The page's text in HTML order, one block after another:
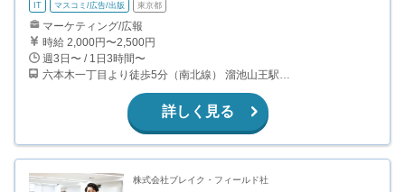
IT マスコミ/広告/出版 東京都
マーケティング/広報
時給 2,000円〜2,500円
週3日〜 / 1日3時間〜
六本木一丁目より徒歩5分（南北線） 溜池山王駅より徒歩10分（銀座線） 六本木駅より徒歩12分（日比谷線）
詳しく見る
株式会社ブレイク・フィールド社